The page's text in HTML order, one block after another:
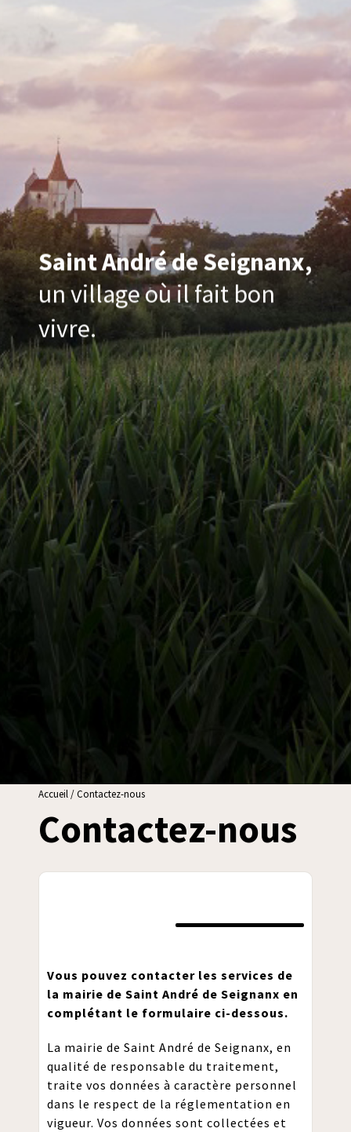
Saint André de Seignanx,
un village où il fait bon
vivre.
Accueil/Contactez-nous
Contactez-nous
Vous pouvez contacter les services de
la mairie de Saint André de Seignanx en
complétant le formulaire ci-dessous.
La mairie de Saint André de Seignanx, en
qualité de responsable du traitement,
traite vos données à caractère personnel
dans le respect de la réglementation en
vigueur. Vos données sont collectées et